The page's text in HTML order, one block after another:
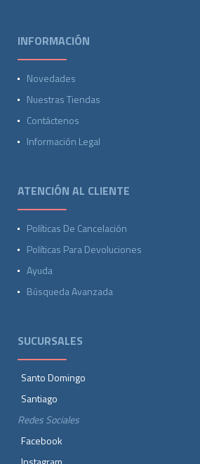
INFORMACIÓN
Novedades
Nuestras Tiendas
Contáctenos
Información Legal
ATENCIÓN AL CLIENTE
Políticas De Cancelación
Políticas Para Devoluciones
Ayuda
Búsqueda Avanzada
SUCURSALES
Santo Domingo
Santiago
Redes Sociales
Facebook